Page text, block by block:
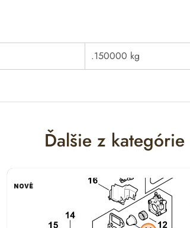
.150000 kg
Ďalšie z kategórie
NOVÉ